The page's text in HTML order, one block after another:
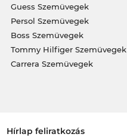
Guess Szemüvegek
Persol Szemüvegek
Boss Szemüvegek
Tommy Hilfiger Szemüvegek
Carrera Szemüvegek
Hírlap feliratkozás